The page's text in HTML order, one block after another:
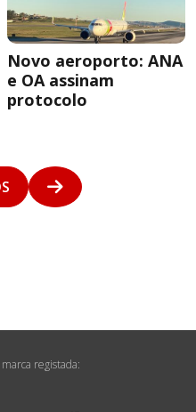
Novo aeroporto: ANA
e OA assinam
protocolo
registada: